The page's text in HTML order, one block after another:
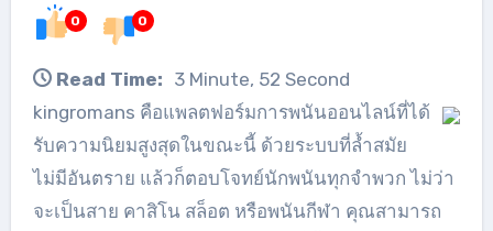
0 0
Read Time: 3 Minute, 52 Second
kingromans คือแพลตฟอร์มการพนันออนไลน์ที่ได้
รับความนิยมสูงสุดในขณะนี้ ด้วยระบบที่ล้ำสมัย
ไม่มีอันตราย แล้วก็ตอบโจทย์นักพนันทุกจำพวก ไม่ว่า
จะเป็นสาย คาสิโน สล็อต หรือพนันกีฬา คุณสามารถ